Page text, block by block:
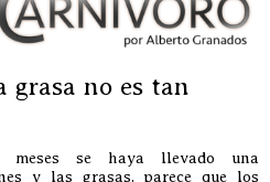
grasa no es tan
meses se haya llevado una
y las grasas, parece que los